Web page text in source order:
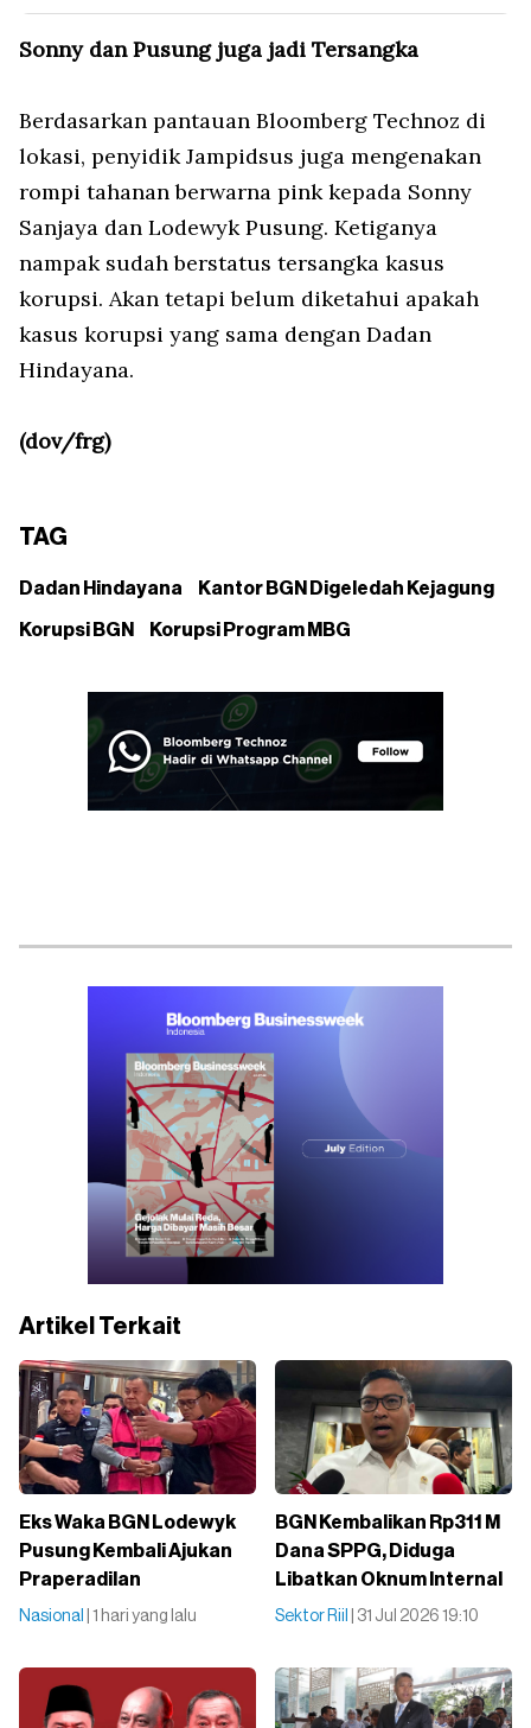
Sonny dan Pusung juga jadi Tersangka
Berdasarkan pantauan Bloomberg Technoz di
lokasi, penyidik Jampidsus juga mengenakan
rompi tahanan berwarna pink kepada Sonny
Sanjaya dan Lodewyk Pusung. Ketiganya
nampak sudah berstatus tersangka kasus
korupsi. Akan tetapi belum diketahui apakah
kasus korupsi yang sama dengan Dadan
Hindayana.
(dov/frg)
TAG
Dadan Hindayana Kantor BGN Digeledah Kejagung
Korupsi BGN Korupsi Program MBG
Artikel Terkait
Eks Waka BGN Lodewyk
Pusung Kembali Ajukan
Praperadilan
Nasional | 1 hari yang lalu
BGN Kembalikan Rp311 M
Dana SPPG, Diduga
Libatkan Oknum Internal
Sektor Riil | 31 Jul 2026 19:10